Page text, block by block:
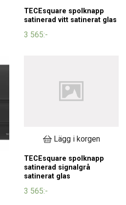
TECEsquare spolknapp
satinerad vitt satinerat glas
3 565:-
Lägg i korgen
TECEsquare spolknapp
satinerad signalgrå
satinerat glas
3 565:-